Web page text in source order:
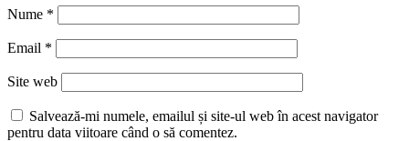
Nume *
Email *
Site web
Salvează-mi numele, emailul și site-ul web în acest navigator
pentru data viitoare când o să comentez.